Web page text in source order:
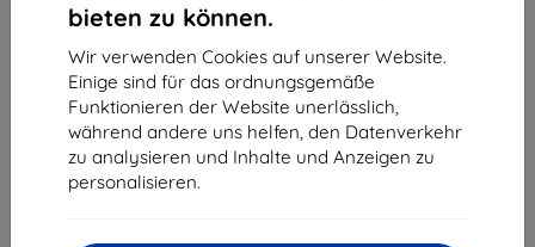
bieten zu können.
Wir verwenden Cookies auf unserer Website.
Einige sind für das ordnungsgemäße
Funktionieren der Website unerlässlich,
während andere uns helfen, den Datenverkehr
zu analysieren und Inhalte und Anzeigen zu
personalisieren.
3MK All-Safe Sell Tablet Pure Matt, 5er-Pack, Preis
gilt für 1 Stück
Geeignet für: Uni
Produktbeschreibung